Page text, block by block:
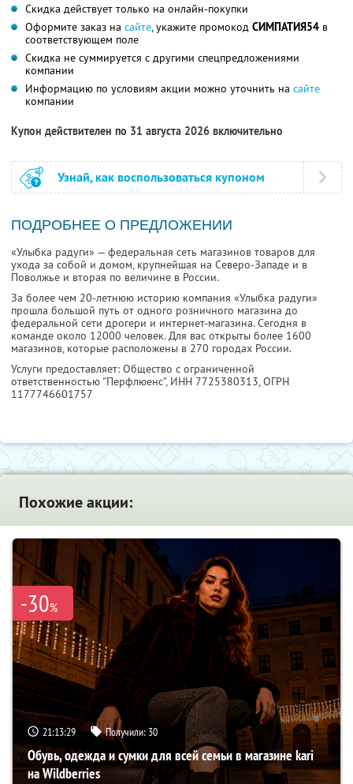
Скидка действует только на онлайн-покупки
Оформите заказ на сайте, укажите промокод СИМПАТИЯ54 в
соответствующем поле
Скидка не суммируется с другими спецпредложениями
компании
Информацию по условиям акции можно уточнить на сайте
компании
Купон действителен по 31 августа 2026 включительно
Узнай, как воспользоваться купоном
ПОДРОБНЕЕ О ПРЕДЛОЖЕНИИ
«Улыбка радуги» — федеральная сеть магазинов товаров для
ухода за собой и домом, крупнейшая на Северо-Западе и в
Поволжье и вторая по величине в России.
За более чем 20-летнюю историю компания «Улыбка радуги»
прошла большой путь от одного розничного магазина до
федеральной сети дрогери и интернет-магазина. Сегодня в
команде около 12000 человек. Для вас открыты более 1600
магазинов, которые расположены в 270 городах России.
Услуги предоставляет: Общество с ограниченной
ответственностью "Перфлюенс", ИНН 7725380313, ОГРН
1177746601757
Похожие акции:
-30%
21:13:28 Получили: 30
Обувь, одежда и сумки для всей семьи в магазине kari
на Wildberries